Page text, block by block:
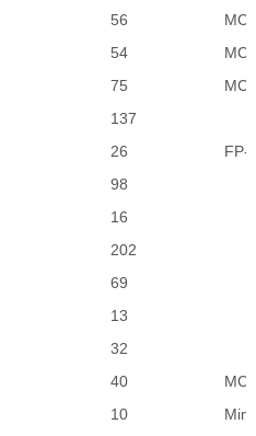
56
MC
54
75
137
26
FP-
98
16
202
69
13
32
40
10